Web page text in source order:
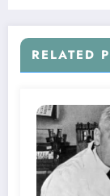
RELATED